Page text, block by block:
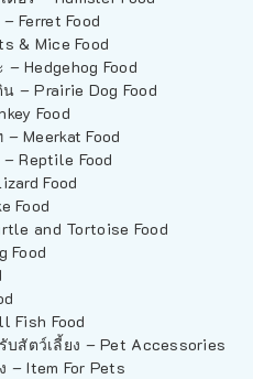
Ferret Food
& Mice Food
– Hedgehog Food
– Prairie Dog Food
Food
Meerkat Food
Reptile Food
Food
Food
and Tortoise Food
Food
Fish Food
สัตว์เลี้ยง – Pet Accessories
– Item For Pets